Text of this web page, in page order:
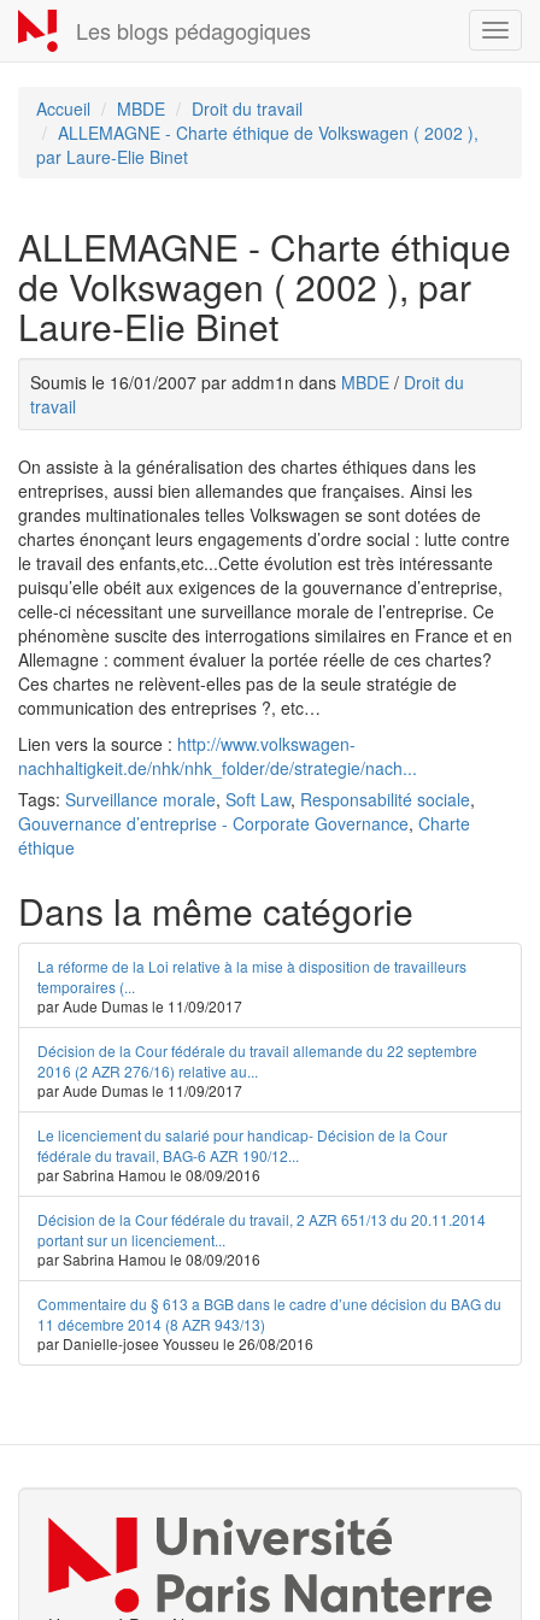
Aller
au
contenu
Les blogs pédagogiques
Accueil MBDE
Droit du travail
ALLEMAGNE - Charte éthique de Volkswagen ( 2002 ),
par Laure-Elie Binet
ALLEMAGNE - Charte éthique
de Volkswagen ( 2002 ), par
Laure-Elie Binet
Soumis le 16/01/2007 par addm1n dans MBDE / Droit du
travail
On assiste à la généralisation des chartes éthiques dans les
entreprises, aussi bien allemandes que françaises. Ainsi les
grandes multinationales telles Volkswagen se sont dotées de
chartes énonçant leurs engagements d’ordre social : lutte contre
le travail des enfants,etc...Cette évolution est très intéressante
puisqu’elle obéit aux exigences de la gouvernance d’entreprise,
celle-ci nécessitant une surveillance morale de l’entreprise. Ce
phénomène suscite des interrogations similaires en France et en
Allemagne : comment évaluer la portée réelle de ces chartes?
Ces chartes ne relèvent-elles pas de la seule stratégie de
communication des entreprises ?, etc…
Lien vers la source : http://www.volkswagen-
nachhaltigkeit.de/nhk/nhk_folder/de/strategie/nach...
Tags: Surveillance morale, Soft Law, Responsabilité sociale,
Gouvernance d’entreprise - Corporate Governance, Charte
éthique
Dans la même catégorie
La réforme de la Loi relative à la mise à disposition de travailleurs
temporaires (...
par Aude Dumas le 11/09/2017
Décision de la Cour fédérale du travail allemande du 22 septembre
2016 (2 AZR 276/16) relative au...
par Aude Dumas le 11/09/2017
Le licenciement du salarié pour handicap- Décision de la Cour
fédérale du travail, BAG-6 AZR 190/12...
par Sabrina Hamou le 08/09/2016
Décision de la Cour fédérale du travail, 2 AZR 651/13 du 20.11.2014
portant sur un licenciement...
par Sabrina Hamou le 08/09/2016
Commentaire du § 613 a BGB dans le cadre d’une décision du BAG du
11 décembre 2014 (8 AZR 943/13)
par Danielle-josee Yousseu le 26/08/2016